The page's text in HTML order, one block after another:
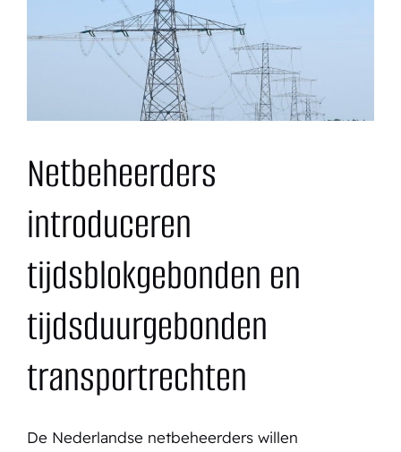
op:
maar
alleen
met
een
rijk
bodemleven!
Netbeheerders
introduceren
tijdsblokgebonden en
tijdsduurgebonden
transportrechten
De Nederlandse netbeheerders willen